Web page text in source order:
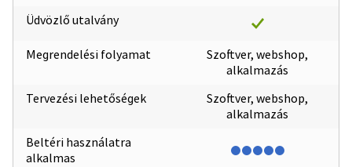
Üdvözlő utalvány
Megrendelési folyamat
Tervezési lehetőségek
Beltéri használatra
alkalmas
Szoftver, webshop,
alkalmazás
Szoftver, webshop,
alkalmazás